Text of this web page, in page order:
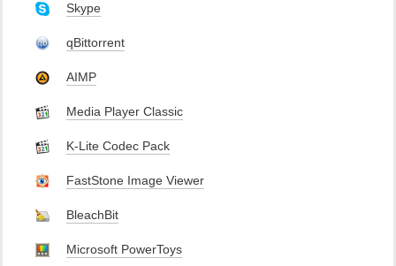
Skype
qBittorrent
AIMP
Media Player Classic
K-Lite Codec Pack
FastStone Image Viewer
BleachBit
Microsoft PowerToys